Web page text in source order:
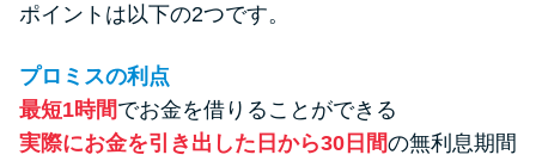
ポイントは以下の2つです。
プロミスの利点
最短1時間でお金を借りることができる
実際にお金を引き出した日から30日間の無利息期間